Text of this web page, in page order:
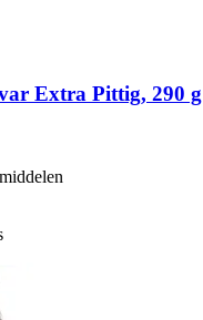
Extra Pittig, 290 g